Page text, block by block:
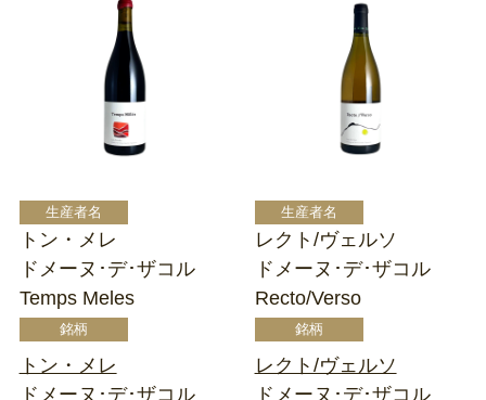
トン・メレ
ドメーヌ･デ･ザコル
Temps Meles
トン・メレ
ドメーヌ･デ･ザコル
レクト/ヴェルソ
ドメーヌ･デ･ザコル
Recto/Verso
レクト/ヴェルソ
ドメーヌ･デ･ザコル